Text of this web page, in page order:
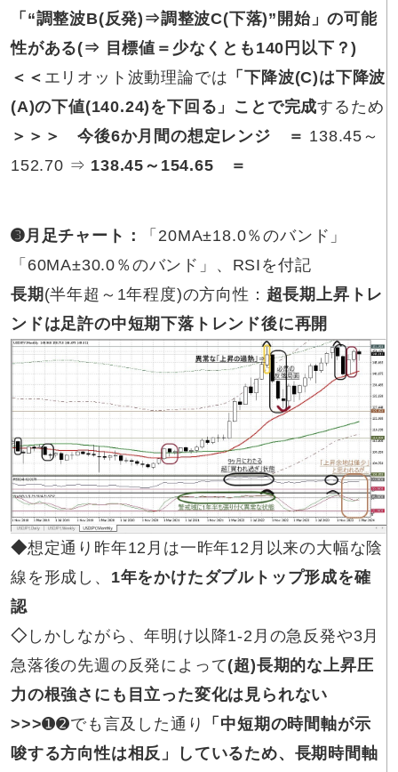
「“調整波B(反発)⇒調整波C(下落)”開始」の可能
性がある(⇒ 目標値＝少なくとも140円以下？)
＜＜ エリオット波動理論では 「下降波(C)は下降波
(A)の下値(140.24)を下回る」ことで完成するため
＞＞＞ 今後6か月間の想定レンジ
＝ 138.45～
152.70 ⇒ 138.45～154.65 ＝
➌月足チャート：
「20MA±18.0％のバンド」
「60MA±30.0％のバンド」、RSIを付記
長期 (半年超～1年程度)の方向性： 超長期上昇トレ
ンドは足許の中短期下落トレンド後に再開
◆想定通り昨年12月は一昨年12月以来の大幅な陰
線を形成し、 1年をかけたダブルトップ形成を確
認
◇ しかしながら、年明け以降1-2月の急反発や3月
急落後の先週の反発によって(超)長期的な上昇圧
力の根強さにも目立った変化は見られない
>>>➊➋でも言及した通り
「中短期の時間軸が示
唆する方向性は相反」しているため、長期時間軸